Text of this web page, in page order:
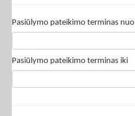
Pasiūlymo pateikimo terminas nuo
Pasiūlymo pateikimo terminas iki